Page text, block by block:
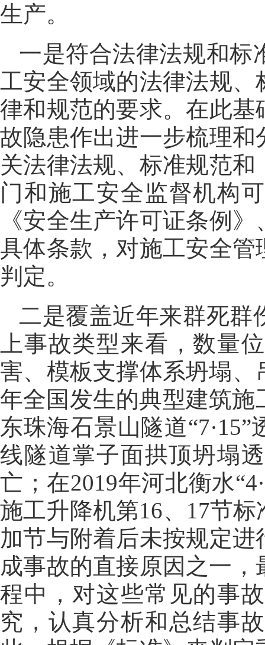
生产。
一是符合法律法规和标
工安全领域的法律法规
律和规范的要求。在此
故隐患作出进一步梳理
关法律法规、标准规范
门和施工安全监督机构
《安全生产许可证条例
具体条款，对施工安全
判定。
二是覆盖近年来群死群
上事故类型来看，数量
害、模板支撑体系坍塌
年全国发生的典型建筑施
东珠海石景山隧道
线隧道掌子面拱顶坍塌
亡；在2019年河北衡水
施工升降机第16、17节
加节与附着后未按规定
成事故的直接原因之一
程中，对这些常见的事
究，认真分析和总结事